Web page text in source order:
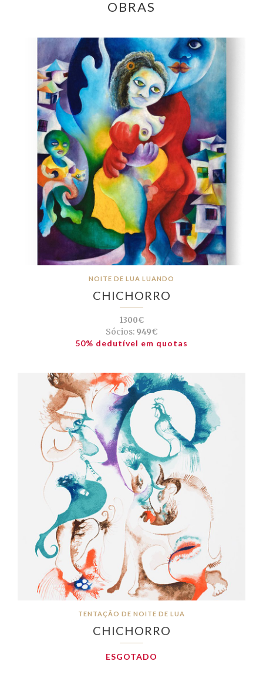
OBRAS
NOITE DE LUA LUANDO
CHICHORRO
1300€
Sócios:949€
50% dedutível em quotas
TENTAÇÃO DE NOITE DE LUA
CHICHORRO
ESGOTADO